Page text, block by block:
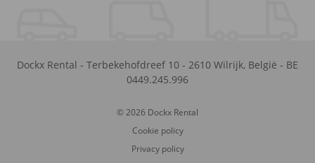
Dockx Rental - Terbekehofdreef 10 - 2610 Wilrijk, België - BE
0449.245.996
© 2026 Dockx Rental
Cookie policy
Privacy policy